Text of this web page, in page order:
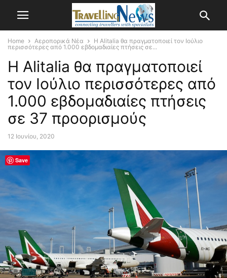
Home Αεροπορικά Νέα
Η Alitalia θα πραγματοποιεί τον Ιούλιο
περισσότερες από 1.000 εβδομαδιαίες πτήσεις σε...
Η Alitalia θα πραγματοποιεί
τον Ιούλιο περισσότερες από
1.000 εβδομαδιαίες πτήσεις
σε 37 προορισμούς
12 Ιουνίου, 2020
Save